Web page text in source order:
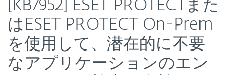
[KB7952] ESET PROTECTまた
はESET PROTECT On-Prem
を使用して、潜在的に不要
なアプリケーションのエン